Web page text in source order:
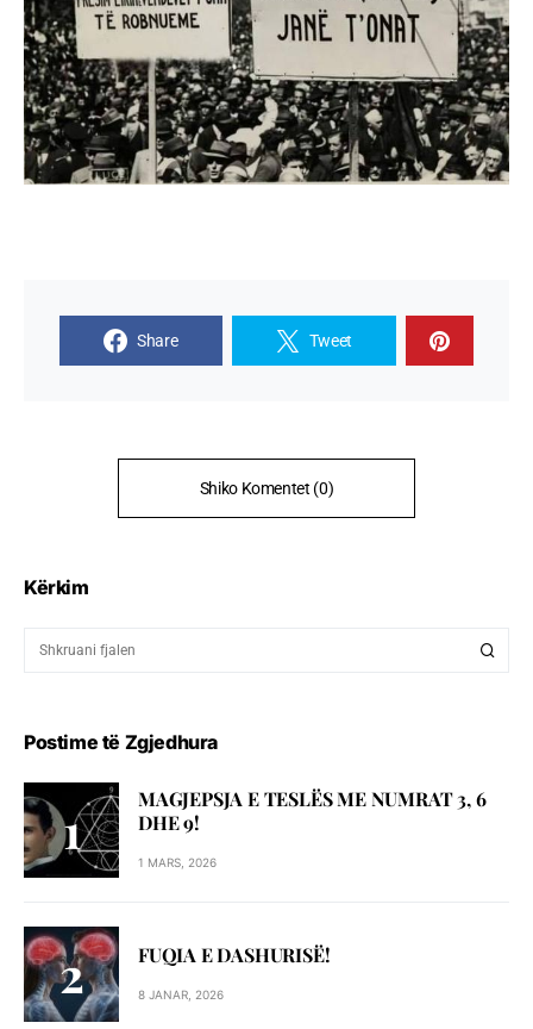
Share Tweet
Shiko Komentet (0)
Kërkim
Postime të Zgjedhura
MAGJEPSJA E TESLËS ME NUMRAT 3, 6
DHE 9!
1 MARS, 2026
FUQIA E DASHURISË!
8 JANAR, 2026